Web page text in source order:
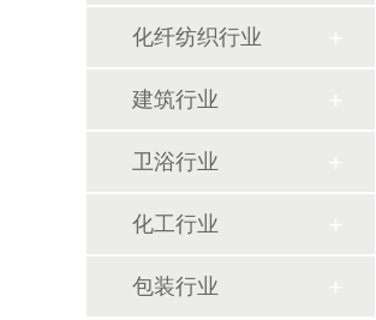
化纤纺织行业
建筑行业
卫浴行业
化工行业
包装行业